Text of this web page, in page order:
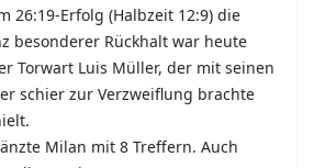
26:19-Erfolg (Halbzeit 12:9) die
besonderer Rückhalt war heute
Torwart Luis Müller, der mit seinen
schier zur Verzweiflung brachte
Milan mit 8 Treffern. Auch